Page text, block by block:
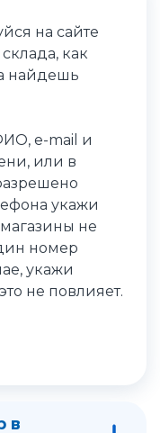
на сайте
как
найдешь
e-mail и
или в
укажи
не
номер
укажи
не повлияет.
в